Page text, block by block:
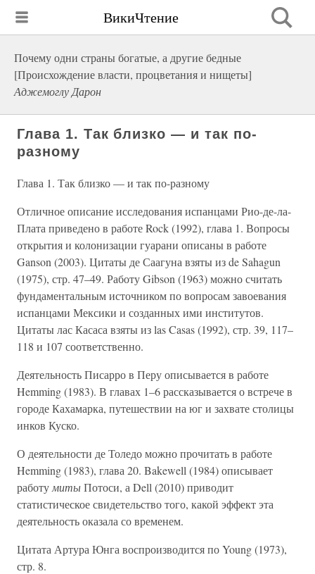
ВикиЧтение
Почему одни страны богатые, а другие бедные
[Происхождение власти, процветания и нищеты]
Аджемоглу Дарон
Глава 1. Так близко — и так по-
разному
Глава 1. Так близко — и так по-разному
Отличное описание исследования испанцами Рио-де-ла-
Плата приведено в работе Rock (1992), глава 1. Вопросы
открытия и колонизации гуарани описаны в работе
Ganson (2003). Цитаты де Саагуна взяты из de Sahagun
(1975), стр. 47–49. Работу Gibson (1963) можно считать
фундаментальным источником по вопросам завоевания
испанцами Мексики и созданных ими институтов.
Цитаты лас Касаса взяты из las Casas (1992), стр. 39, 117–
118 и 107 соответственно.
Деятельность Писарро в Перу описывается в работе
Hemming (1983). В главах 1–6 рассказывается о встрече в
городе Кахамарка, путешествии на юг и захвате столицы
инков Куско.
О деятельности де Толедо можно прочитать в работе
Hemming (1983), глава 20. Bakewell (1984) описывает
работу митыПотоси, а Dell (2010) приводит
статистическое свидетельство того, какой эффект эта
деятельность оказала со временем.
Цитата Артура Юнга воспроизводится по Young (1973),
стр. 8.